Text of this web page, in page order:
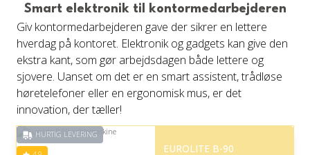
Smart elektronik til kontormedarbejderen
Giv kontormedarbejderen gave der sikrer en lettere
hverdag på kontoret. Elektronik og gadgets kan give den
ekstra kant, som gør arbejdsdagen både lettere og
sjovere. Uanset om det er en smart assistent, trådløse
høretelefoner eller en ergonomisk mus, er det
innovation, der tæller!
HURTIG LEVERING
EUROLITE B-90